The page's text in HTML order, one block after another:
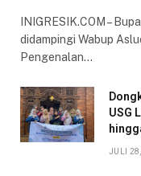
INIGRESIK.COM –
didampingi Wabup
Pengenalan…
USG
JULI